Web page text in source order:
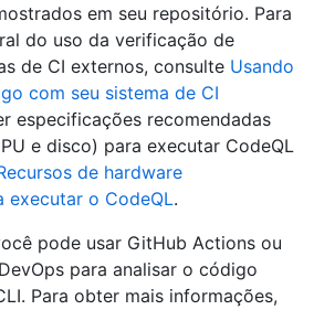
em seu repositório. Para
do uso da verificação de
de CI externos, consulte Usando
com seu sistema de CI
especificações recomendadas
e disco) para executar CodeQL
de hardware
executar o CodeQL.
pode usar GitHub Actions ou
para analisar o código
Para obter mais informações,